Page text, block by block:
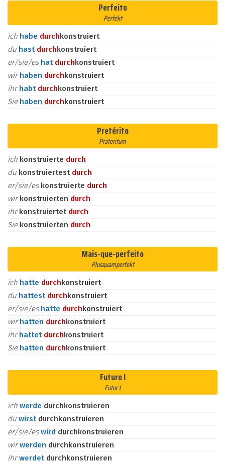
Perfeito
Perfekt
ich habe durchkonstruiert
du hast durchkonstruiert
er/sie/es hat durchkonstruiert
wirhaben durchkonstruiert
ihrhabt durchkonstruiert
Sie haben durchkonstruiert
Pretérito
Präteritum
ich konstruierte durch
du konstruiertest durch
er/sie/es konstruierte durch
wirkonstruierten durch
ihrkonstruiertet durch
Sie konstruierten durch
Mais-que-perfeito
Plusquamperfekt
ich hatte durchkonstruiert
du hattest durchkonstruiert
er/sie/es hatte durchkonstruiert
wirhatten durchkonstruiert
ihrhattet durchkonstruiert
Sie hatten durchkonstruiert
Futuro I
Futur I
ich werde durchkonstruieren
du wirst durchkonstruieren
er/sie/eswird durchkonstruieren
wirwerden durchkonstruieren
ihrwerdet durchkonstruieren